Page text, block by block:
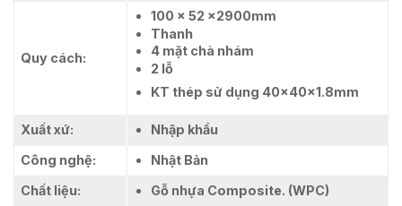
Quy cách:
100 x 52 x2900mm
Thanh
4 mặt chà nhám
2 lỗ
KT thép sử dụng 40x40x1.8mm
Xuất xứ:
Nhập khẩu
Công nghệ:
Nhật Bản
Chất liệu:
Gỗ nhựa Composite. (WPC)